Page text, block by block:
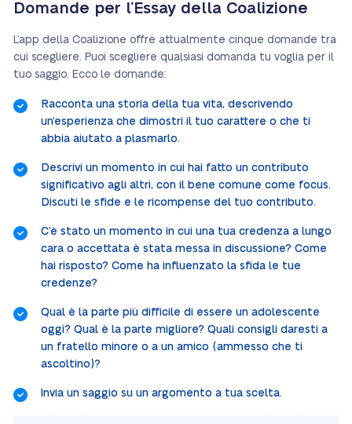
Domande per l’Essay della Coalizione
L’app della Coalizione offre attualmente cinque domande tra
cui scegliere. Puoi scegliere qualsiasi domanda tu voglia per il
tuo saggio. Ecco le domande:
Racconta una storia della tua vita, descrivendo
un’esperienza che dimostri il tuo carattere o che ti
abbia aiutato a plasmarlo.
Descrivi un momento in cui hai fatto un contributo
significativo agli altri, con il bene comune come focus.
Discuti le sfide e le ricompense del tuo contributo.
C’è stato un momento in cui una tua credenza a lungo
cara o accettata è stata messa in discussione? Come
hai risposto? Come ha influenzato la sfida le tue
credenze?
Qual è la parte più difficile di essere un adolescente
oggi? Qual è la parte migliore? Quali consigli daresti a
un fratello minore o a un amico (ammesso che ti
ascoltino)?
Invia un saggio su un argomento a tua scelta.